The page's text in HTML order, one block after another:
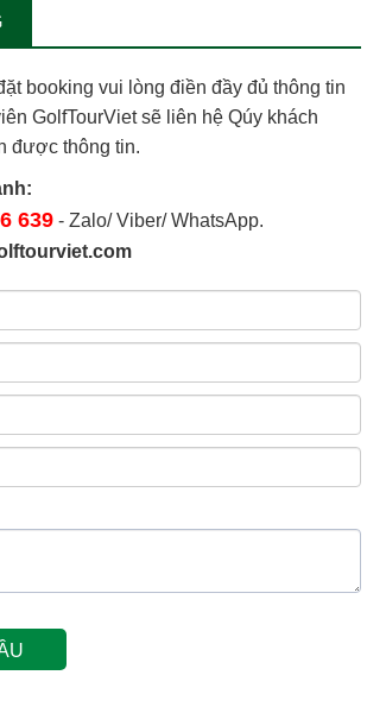
booking vui lòng điền đầy đủ thông tin
GolfTourViet sẽ liên hệ Qúy khách
được thông tin.
639 - Zalo/ Viber/ WhatsApp.